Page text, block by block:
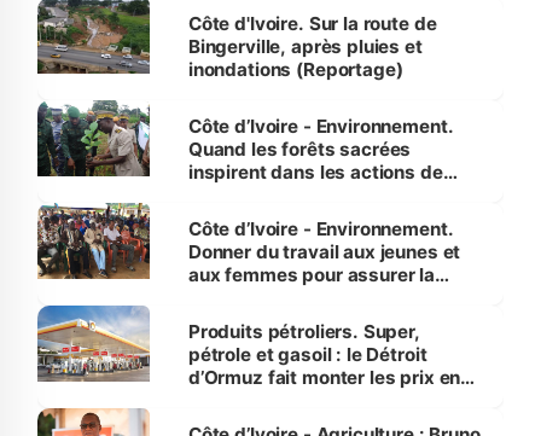
(Alassane Ouattara
Côte d'Ivoire. Sur la route de
Bingerville, après pluies et
inondations (Reportage)
Côte d’Ivoire - Environnement.
Quand les forêts sacrées
inspirent dans les actions de
Côte d’Ivoire - Environnement.
Donner du travail aux jeunes et
aux femmes pour assurer la
menacées
Produits pétroliers. Super,
pétrole et gasoil : le Détroit
d’Ormuz fait monter les prix en